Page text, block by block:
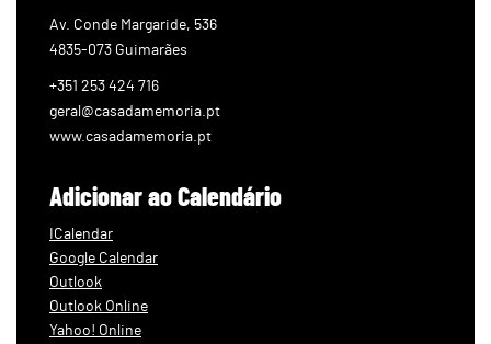
Av. Conde Margaride, 536
4835-073 Guimarães
+351 253 424 716
geral@casadamemoria.pt
www.casadamemoria.pt
Adicionar ao Calendário
ICalendar
Google Calendar
Outlook
Outlook Online
Yahoo! Online